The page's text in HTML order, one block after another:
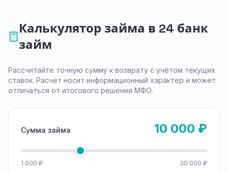
Калькулятор займа в 24 банк
займ
Рассчитайте точную сумму к возврату с учётом текущих
ставок. Расчёт носит информационный характер и может
отличаться от итогового решения МФО.
Сумма займа 10 000 ₽
1 000 ₽ 30 000 ₽